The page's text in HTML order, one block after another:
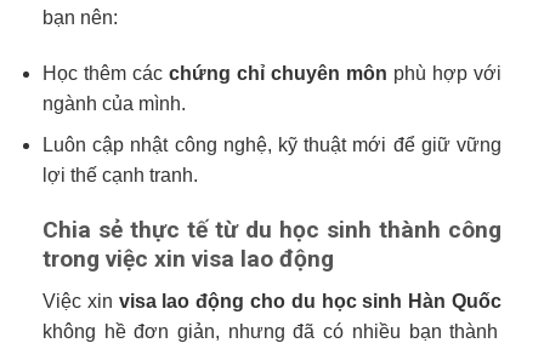
bạn nên:
Học thêm các chứng chỉ chuyên môn phù hợp với
ngành của mình.
Luôn cập nhật công nghệ, kỹ thuật mới để giữ vững
lợi thế cạnh tranh.
Chia sẻ thực tế từ du học sinh thành công
trong việc xin visa lao động
Việc xin visa lao động cho du học sinh Hàn Quốc
không hề đơn giản, nhưng đã có nhiều bạn thành